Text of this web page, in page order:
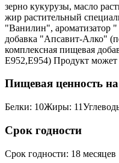
зерно кукурузы, масло
жир растительный
"Ванилин", ароматизатор
добавка "Апсавит-Алко"
комплексная пищевая
Е952,Е954) Продукт может
Пищевая ценность
Белки: 10Жиры: 11
Срок годности
Срок годности: 18 месяцев